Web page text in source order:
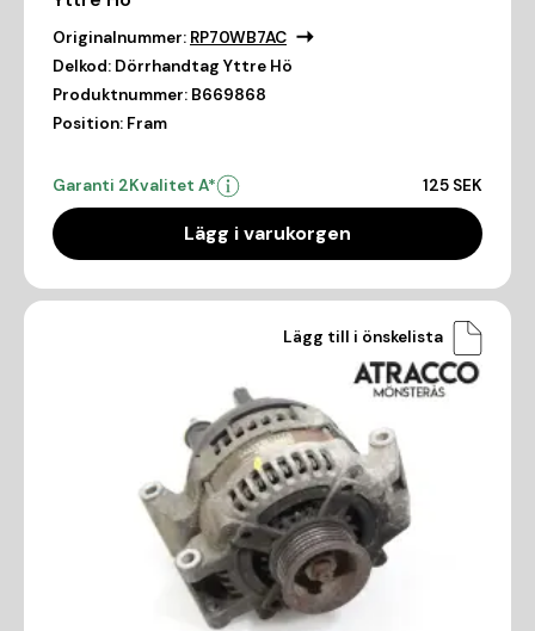
Originalnummer: RP70WB7AC
Delkod: Dörrhandtag Yttre Hö
Produktnummer: B669868
Position: Fram
Garanti 2Kvalitet A* 125 SEK
Lägg i varukorgen
Lägg till i önskelista